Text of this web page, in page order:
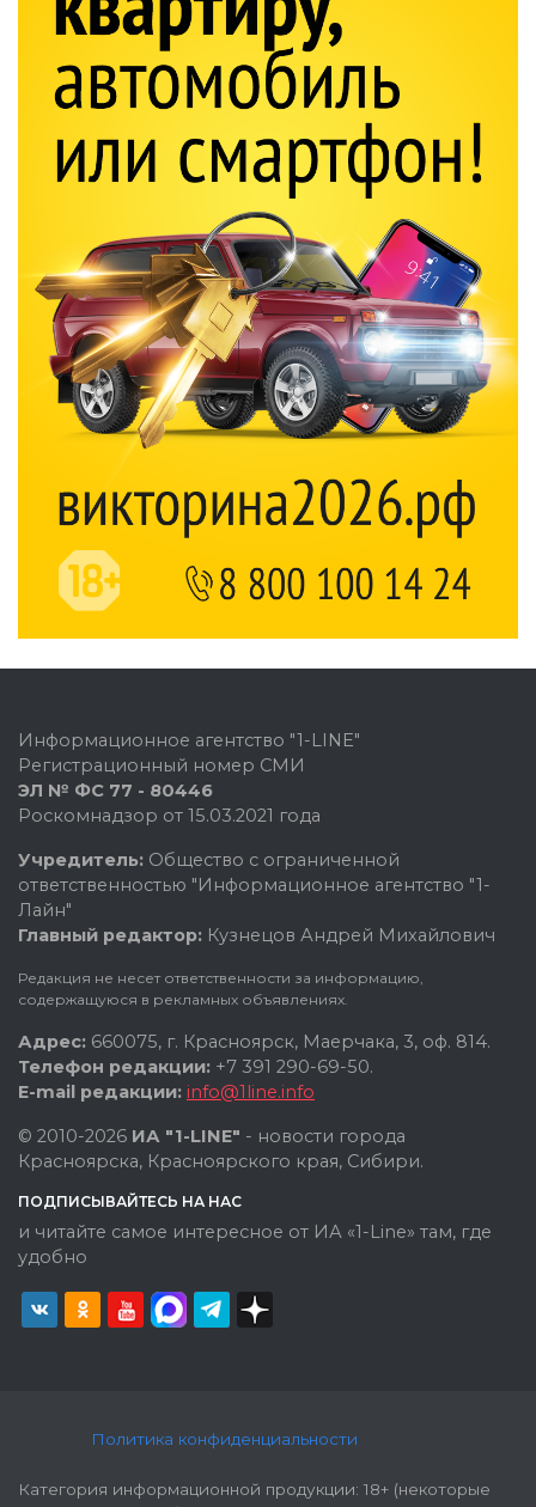
Информационное агентство "1-LINE"
Регистрационный номер СМИ
ЭЛ № ФС 77 - 80446
Роскомнадзор от 15.03.2021 года
Учредитель: Общество с ограниченной
ответственностью "Информационное агентство "1-
Лайн"
Главный редактор: Кузнецов Андрей Михайлович
Редакция не несет ответственности за информацию,
содержащуюся в рекламных объявлениях.
Адрес: 660075, г. Красноярск, Маерчака, 3, оф. 814.
Телефон редакции: +7 391 290-69-50.
E-mail редакции: info@1line.info
© 2010-2026 ИА "1-LINE" - новости города
Красноярска, Красноярского края, Сибири.
ПОДПИСЫВАЙТЕСЬ НА НАС
и читайте самое интересное от ИА «1-Line» там, где
удобно
Политика конфиденциальности
Категория информационной продукции: 18+ (некоторые